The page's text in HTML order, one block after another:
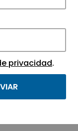
de
y
privacidad.